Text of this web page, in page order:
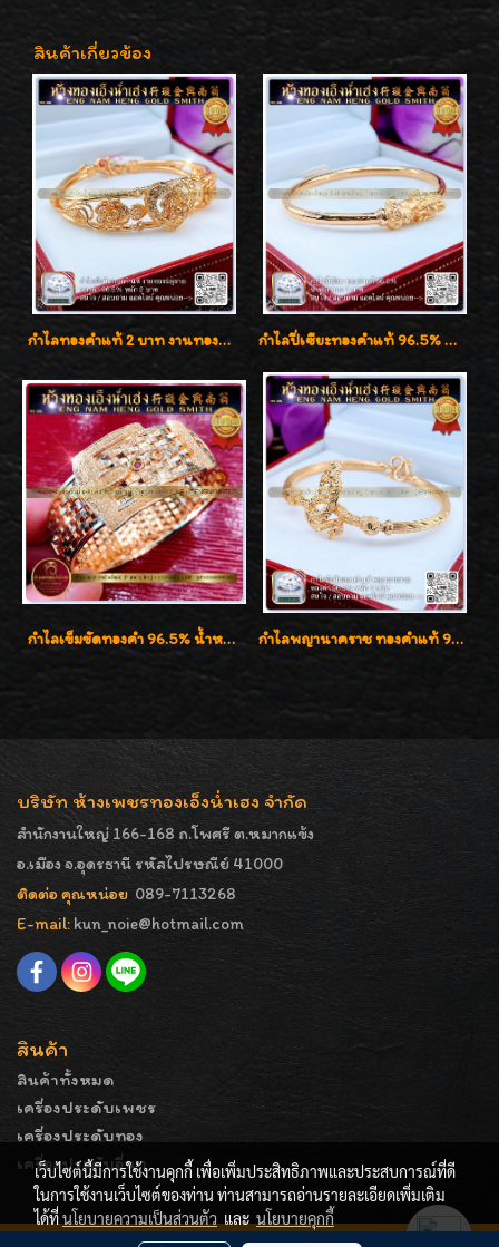
สินค้าเกี่ยวข้อง
กำไลทองคำแท้ 2 บาท งานทองฉลุลาย ดีไซน์หรูหรา สวยคลาสสิค กำไลปี่เซียะทองคำแท้ 96.5% น้ำหนัก 1 บาท เสริมโชคลาภ
กำไลเข็มขัดทองคำ 96.5% น้ำหนัก 3 บาท หรูหรา สวยมากๆค่ะ กำไลพญานาคราช ทองคำแท้ 96.5% น้ำหนัก 1 บาท เสริมสิริมงคล
บริษัท ห้างเพชรทองเอ็งน่ำเฮง จำกัด
สำนักงานใหญ่ 166-168 ถ.โพศรี ต.หมากแข้ง
อ.เมือง จ.อุดรธานี รหัสไปรษณีย์ 41000
ติดต่อ คุณหน่อย 089-7113268
E-mail: kun_noie@hotmail.com
สินค้า
สินค้าทั้งหมด
เครื่องประดับเพชร
เครื่องประดับทอง
เครื่องประดับอื่นๆ
เว็บไซต์นี้มีการใช้งานคุกกี้ เพื่อเพิ่มประสิทธิภาพและประสบการณ์ที่ดี
ในการใช้งานเว็บไซต์ของท่าน ท่านสามารถอ่านรายละเอียดเพิ่มเติม
ได้ที่นโยบายความเป็นส่วนตัว และ นโยบายคุกกี้